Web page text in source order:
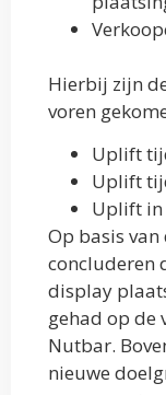
Hierbij zijn
voren
Uplift
Uplift
Uplift in
Op basis
concluderen
display
gehad op de
Nutbar.
nieuwe